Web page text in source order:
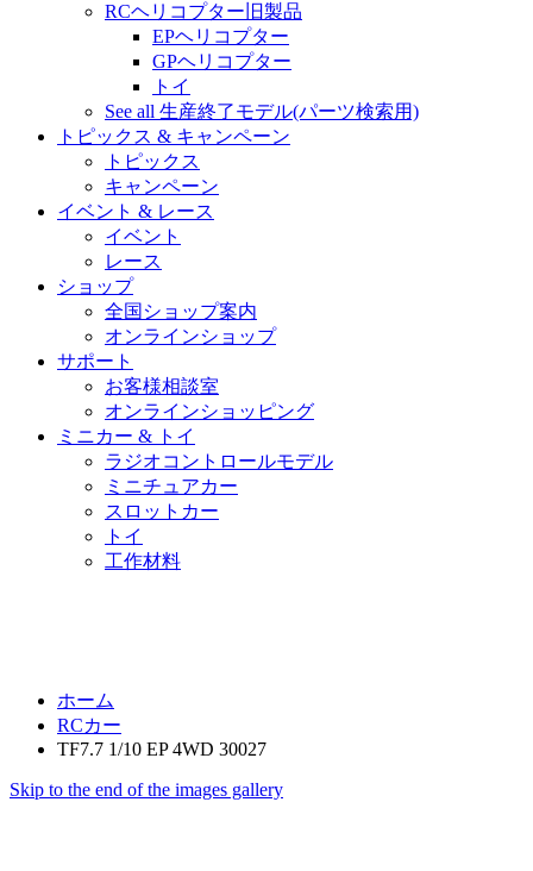
RCヘリコプター旧製品
EPヘリコプター
GPヘリコプター
トイ
See all 生産終了モデル(パーツ検索用)
トピックス & キャンペーン
トピックス
キャンペーン
イベント & レース
イベント
レース
ショップ
全国ショップ案内
オンラインショップ
サポート
お客様相談室
オンラインショッピング
ミニカー & トイ
ラジオコントロールモデル
ミニチュアカー
スロットカー
トイ
工作材料
ホーム
RCカー
TF7.7 1/10 EP 4WD 30027
Skip to the end of the images gallery